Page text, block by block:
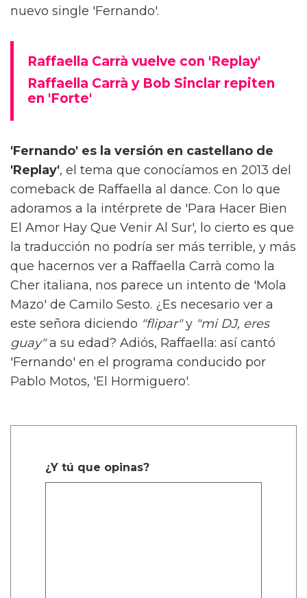
nuevo single 'Fernando'.
Raffaella Carrà vuelve con 'Replay'
Raffaella Carrà y Bob Sinclar repiten
en 'Forte'
'Fernando' es la versión en castellano de
'Replay', el tema que conocíamos en 2013 del
comeback de Raffaella al dance. Con lo que
adoramos a la intérprete de 'Para Hacer Bien
El Amor Hay Que Venir Al Sur', lo cierto es que
la traducción no podría ser más terrible, y más
que hacernos ver a Raffaella Carrà como la
Cher italiana, nos parece un intento de 'Mola
Mazo' de Camilo Sesto. ¿Es necesario ver a
este señora diciendo "flipar"y "mi DJ, eres
guay"a su edad? Adiós, Raffaella: así cantó
'Fernando' en el programa conducido por
Pablo Motos, 'El Hormiguero'.
¿Y tú que opinas?